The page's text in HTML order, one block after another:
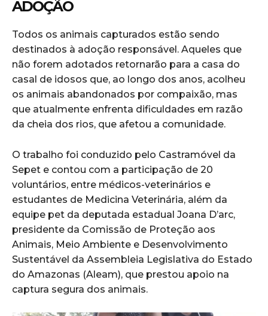
ADOÇÃO
Todos os animais capturados estão sendo
destinados à adoção responsável. Aqueles que
não forem adotados retornarão para a casa do
casal de idosos que, ao longo dos anos, acolheu
os animais abandonados por compaixão, mas
que atualmente enfrenta dificuldades em razão
da cheia dos rios, que afetou a comunidade.
O trabalho foi conduzido pelo Castramóvel da
Sepet e contou com a participação de 20
voluntários, entre médicos-veterinários e
estudantes de Medicina Veterinária, além da
equipe pet da deputada estadual Joana D’arc,
presidente da Comissão de Proteção aos
Animais, Meio Ambiente e Desenvolvimento
Sustentável da Assembleia Legislativa do Estado
do Amazonas (Aleam), que prestou apoio na
captura segura dos animais.